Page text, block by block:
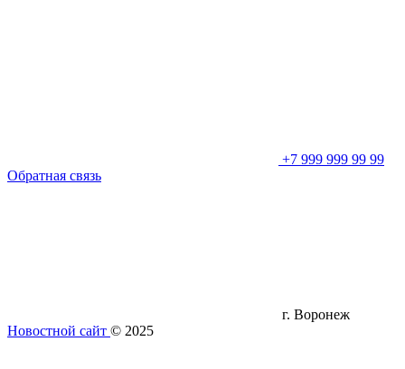
+7 999 999 99 99
Обратная связь
г. Воронеж
Новостной сайт © 2025